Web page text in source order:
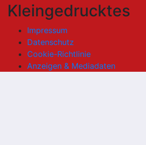
Kleingedrucktes
Impressum
Datenschutz
Cookie-Richtlinie
Anzeigen & Mediadaten